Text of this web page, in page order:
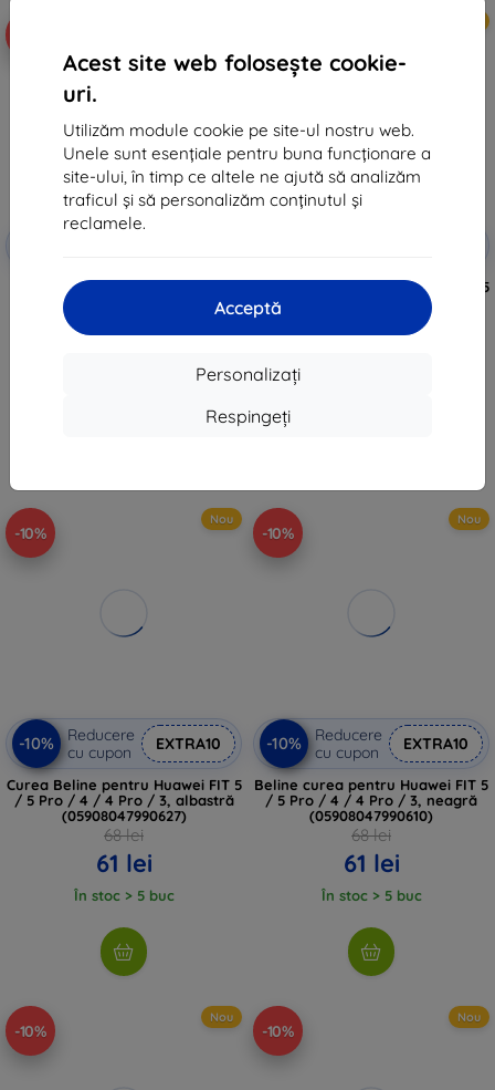
Acest site web folosește cookie-
uri.
Utilizăm module cookie pe site-ul nostru web.
Unele sunt esențiale pentru buna funcționare a
site-ului, în timp ce altele ne ajută să analizăm
traficul și să personalizăm conținutul și
reclamele.
Acceptă
Personalizați
Respingeți
Reducere
Curea Beline pentru Huawei GT
3/4/5/6, albastră
(05908047990566)
68 lei
Curea Beline pentru Huawei FIT 5
/ 5 Pro / 4 / 4 Pro / 3, roz
(05908047990603)
68 lei
-10%
Nou
-10%
Reducere
cu cupon
EXTRA10
Curea Beline pentru Huawei FIT 5
/ 5 Pro / 4 / 4 Pro / 3, albastră
(05908047990627)
68 lei
61 lei
În stoc > 5 buc
-10%
Nou
-10%
Reducere
cu cupon
EXTRA10
Beline curea pentru Huawei FIT 5
/ 5 Pro / 4 / 4 Pro / 3, neagră
(05908047990610)
68 lei
61 lei
În stoc > 5 buc
-10%
Nou
-10%
Nou